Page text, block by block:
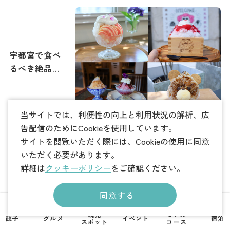
宇都宮で食べ
るべき絶品か
ュー追加
宇都宮で「一
人飲み」が楽
しめる旨い居
酒屋10選。駅
餃子 グルメ
観光
スポット
イベント
モデル
コース
宿泊
当サイトでは、利便性の向上と利用状況の解析、広
告配信のためにCookieを使用しています。
サイトを閲覧いただく際には、Cookieの使用に同意
いただく必要があります。
詳細はクッキーポリシーをご確認ください。
同意する